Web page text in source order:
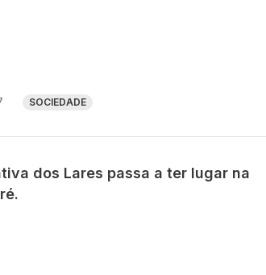
SOCIEDADE
dos Lares passa a ter lugar na